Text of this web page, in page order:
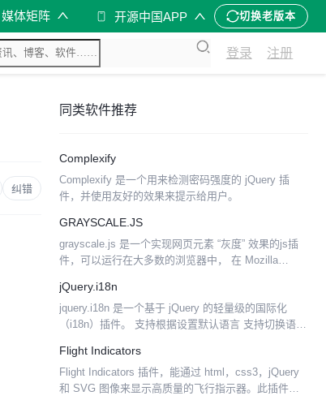
媒体矩阵 开源中国APP 切换老版本
登录 注册
纠错
同类软件推荐
Complexify
Complexify 是一个用来检测密码强度的 jQuery 插
件，并使用友好的效果来提示给用户。
GRAYSCALE.JS
grayscale.js 是一个实现网页元素 “灰度” 效果的js插
件，可以运行在大多数的浏览器中， 在 Mozilla
jQuery.i18n
jquery.i18n 是一个基于 jQuery 的轻量级的国际化
（i18n）插件。 支持根据设置默认语言 支持切换语言
的不同语言版本的 json...
Flight Indicators
Flight Indicators 插件，能通过 html，css3，jQuery
和 SVG 图像来显示高质量的飞行指示器。此插件能